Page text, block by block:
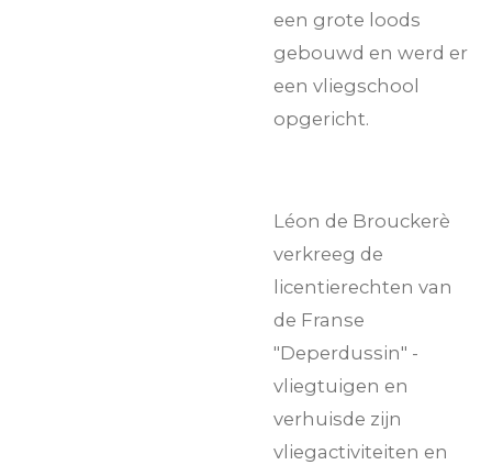
een grote loods
gebouwd en werd er
een vliegschool
opgericht.
Léon de Brouckerè
verkreeg de
licentierechten van
de Franse
"Deperdussin" -
vliegtuigen en
verhuisde zijn
vliegactiviteiten en